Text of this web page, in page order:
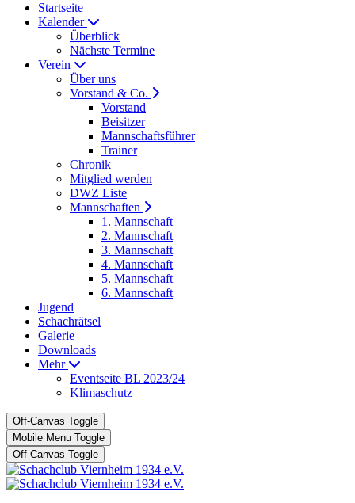
Startseite
Kalender
Überblick
Nächste Termine
Verein
Über uns
Vorstand & Co.
Vorstand
Beisitzer
Mannschaftsführer
Trainer
Chronik
Mitglied werden
DWZ Liste
Mannschaften
1. Mannschaft
2. Mannschaft
3. Mannschaft
4. Mannschaft
5. Mannschaft
6. Mannschaft
Jugend
Schachrätsel
Galerie
Downloads
Mehr
Eventseite BL 2023/24
Klimaschutz
Off-Canvas Toggle
Mobile Menu Toggle
Off-Canvas Toggle